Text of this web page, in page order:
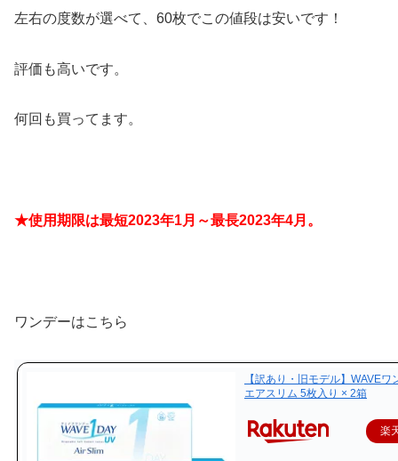
左右の度数が選べて、60枚でこの値段は安いです！
評価も高いです。
何回も買ってます。
★使用期限は最短2023年1月～最長2023年4月。
ワンデーはこちら
【訳あり・旧モデル】WAVEワ
エアスリム 5枚入り × 2箱
楽